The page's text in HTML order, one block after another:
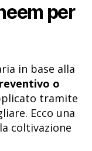
per
in base alla
o
tramite
Ecco una
coltivazione